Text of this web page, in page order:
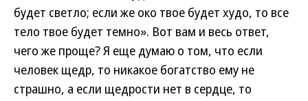
будет светло; если же око твое будет худо, то все
тело твое будет темно». Вот вам и весь ответ,
чего же проще? Я еще думаю о том, что если
человек щедр, то никакое богатство ему не
страшно, а если щедрости нет в сердце, то